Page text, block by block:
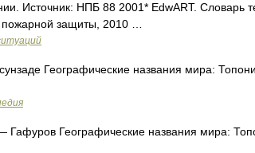
Источник: НПБ 88 2001* EdwART. Словарь
защиты, 2010 …
Географические названия мира:
Гафуров Географические названия мира: